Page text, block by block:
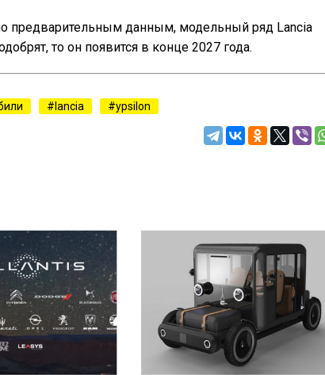
предварительным данным, модельный ряд Lancia
то он появится в конце 2027 года.
lancia ypsilon